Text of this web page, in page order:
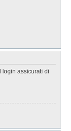
login assicurati di